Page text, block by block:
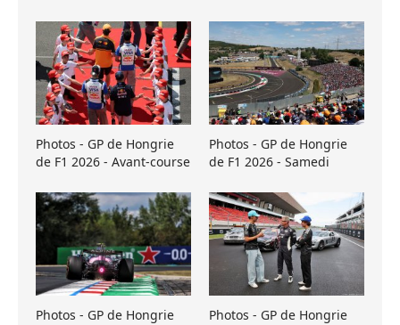
Photos - GP de Hongrie
de F1 2026 - Avant-course
Photos - GP de Hongrie
de F1 2026 - Samedi
Photos - GP de Hongrie
Photos - GP de Hongrie